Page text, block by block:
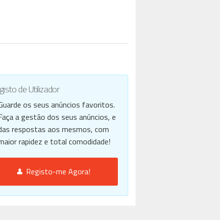
de Utilizador
os seus anúncios favoritos.
a gestão dos seus anúncios, e
respostas aos mesmos, com
rapidez e total comodidade!
Registo-me Agora!